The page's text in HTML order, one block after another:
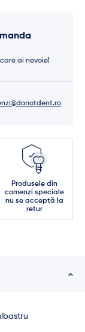
ai nevoie!
Produsele din
comenzi speciale
nu se acceptă la
retur